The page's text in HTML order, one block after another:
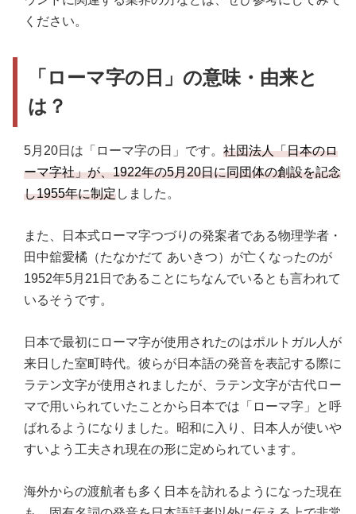
ください。
「ローマ字の日」の意味・由来と
は？
5月20日は「ローマ字の日」です。 社団法人「日本のロ
ーマ字社」が、1922年の5月20日に同団体の創設を記念
し1955年に制定しました。
また、日本式ローマ字つづりの発案者である物理学者・
田中舘愛橘（たなかだて あいきつ）が亡くなったのが
1952年5月21日であることにちなんでいるとも言われて
いるそうです。
日本で最初にローマ字が使用されたのはポルトガル人が
来日した室町時代。彼らが日本語の発音を表記する際に
ラテン文字が使用されましたが、ラテン文字が古代ロー
マで用いられていたことから日本では「ローマ字」と呼
ばれるようになりました。昭和に入り、日本人が使いや
すいよう工夫され現在の形に定められています。
海外からの渡航者も多く日本を訪れるようになった現在